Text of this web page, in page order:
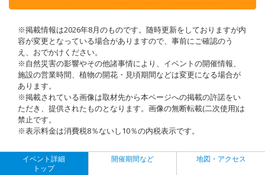
※掲載情報は2026年8月のものです。随時更新をしておりますが内
容が変更となっている場合がありますので、事前にご確認のう
え、おでかけください。
※自然災害の影響やその他諸事情により、イベントの開催情報、
施設の営業時間、植物の開花・見頃期間などは変更になる場合が
あります。
※掲載されている画像は取材先から本ページへの掲載の許諾をい
ただき、提供されたものとなります。画像の無断転載(二次使用)は
禁止です。
※表示料金は消費税8％ないし10％の内税表示です。
イベント詳細
トップ
開催期間など 地図・アクセス